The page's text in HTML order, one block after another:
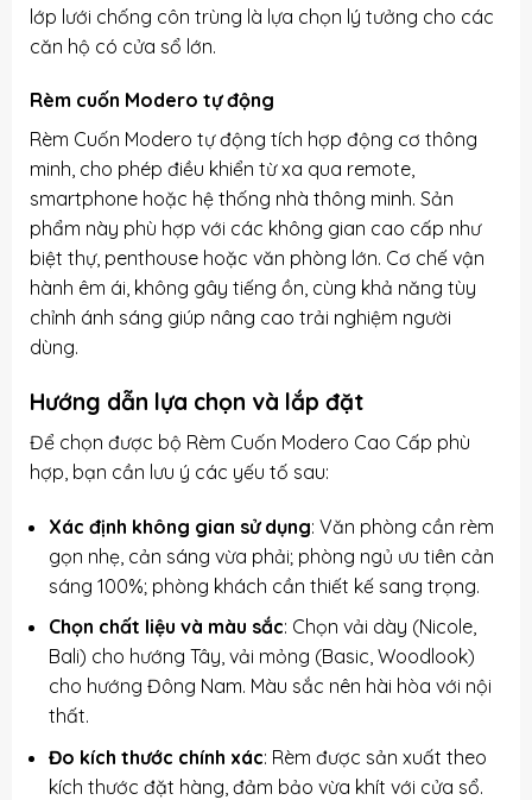
lớp lưới chống côn trùng là lựa chọn lý tưởng cho các
căn hộ có cửa sổ lớn.
Rèm cuốn Modero tự động
Rèm Cuốn Modero tự động tích hợp động cơ thông
minh, cho phép điều khiển từ xa qua remote,
smartphone hoặc hệ thống nhà thông minh. Sản
phẩm này phù hợp với các không gian cao cấp như
biệt thự, penthouse hoặc văn phòng lớn. Cơ chế vận
hành êm ái, không gây tiếng ồn, cùng khả năng tùy
chỉnh ánh sáng giúp nâng cao trải nghiệm người
dùng.
Hướng dẫn lựa chọn và lắp đặt
Để chọn được bộ Rèm Cuốn Modero Cao Cấp phù
hợp, bạn cần lưu ý các yếu tố sau:
Xác định không gian sử dụng: Văn phòng cần rèm
gọn nhẹ, cản sáng vừa phải; phòng ngủ ưu tiên cản
sáng 100%; phòng khách cần thiết kế sang trọng.
Chọn chất liệu và màu sắc: Chọn vải dày (Nicole,
Bali) cho hướng Tây, vải mỏng (Basic, Woodlook)
cho hướng Đông Nam. Màu sắc nên hài hòa với nội
thất.
Đo kích thước chính xác: Rèm được sản xuất theo
kích thước đặt hàng, đảm bảo vừa khít với cửa sổ.